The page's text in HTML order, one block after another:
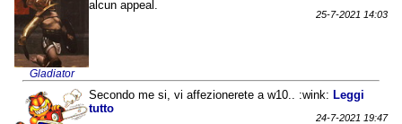
Gladiator
alcun appeal.
25-7-2021 14:03
Secondo me si, vi affezionerete a w10.. :wink:Leggi
tutto
24-7-2021 19:47